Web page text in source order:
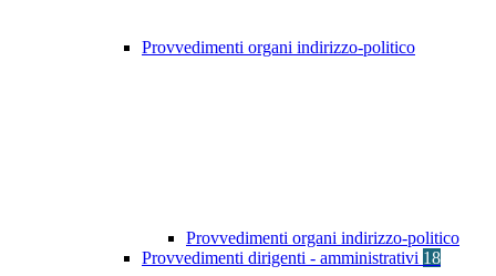
Provvedimenti organi indirizzo-politico
Provvedimenti organi indirizzo-politico
Provvedimenti dirigenti - amministrativi 18